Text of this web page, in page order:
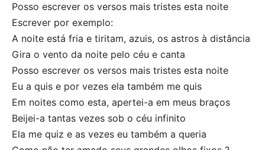
Posso escrever os versos mais tristes esta noite
Escrever por exemplo:
A noite está fria e tiritam, azuis, os astros à distância
Gira o vento da noite pelo céu e canta
Posso escrever os versos mais tristes esta noite
Eu a quis e por vezes ela também me quis
Em noites como esta, apertei-a em meus braços
Beijei-a tantas vezes sob o céu infinito
Ela me quiz e as vezes eu também a queria